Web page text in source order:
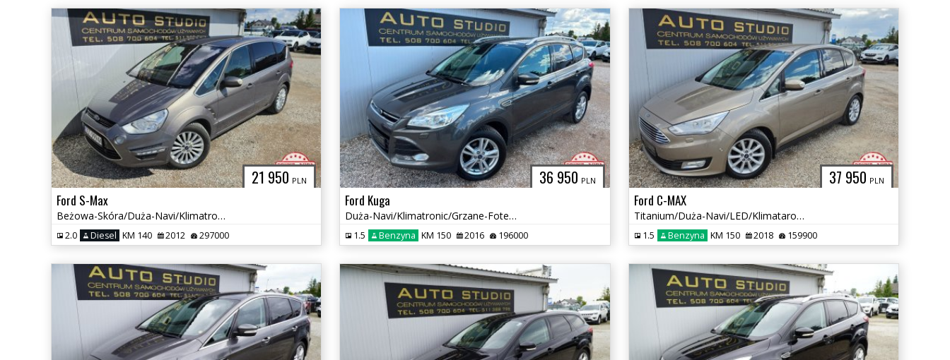
21 950 PLN
Ford S-Max
Beżowa-Skóra/Duża-Navi/Klimatronic/Tempomat/Światła-LED/Converse+
2.0 Diesel KM 140 2012 297000
36 950 PLN
Ford Kuga
Duża-Navi/Klimatronic/Grzane-Fotele/Tempomat/Asystent-Parkowania
1.5 Benzyna KM 150 2016 196000
37 950 PLN
Ford C-MAX
Titanium/Duża-Navi/LED/Klimataronic/Grzane-Fotele/Alu-Felgi/Śliczny!
1.5 Benzyna KM 150 2018 159900